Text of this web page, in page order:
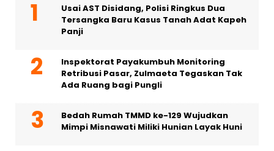
Usai AST Disidang, Polisi Ringkus Dua
Tersangka Baru Kasus Tanah Adat Kapeh
Panji
Inspektorat Payakumbuh Monitoring
Retribusi Pasar, Zulmaeta Tegaskan Tak
Ada Ruang bagi Pungli
Bedah Rumah TMMD ke-129 Wujudkan
Mimpi Misnawati Miliki Hunian Layak Huni